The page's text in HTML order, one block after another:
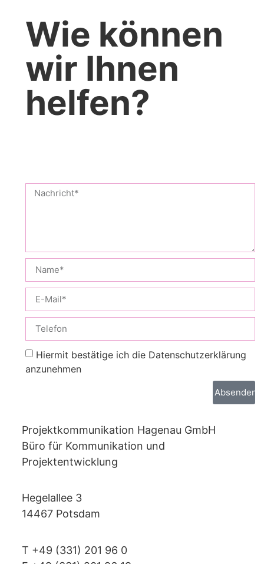
Wie können
wir Ihnen
helfen?
Hiermit bestätige ich die Datenschutzerklärung
anzunehmen
Absenden
Projektkommunikation Hagenau GmbH
Büro für Kommunikation und
Projektentwicklung
Hegelallee 3
14467 Potsdam
T +49 (331) 201 96 0